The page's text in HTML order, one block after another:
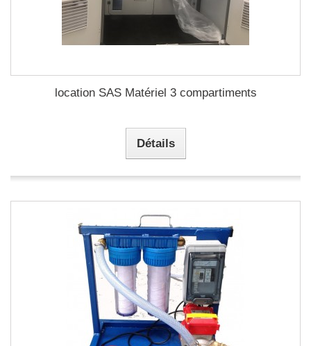
location SAS Matériel 3 compartiments
Détails